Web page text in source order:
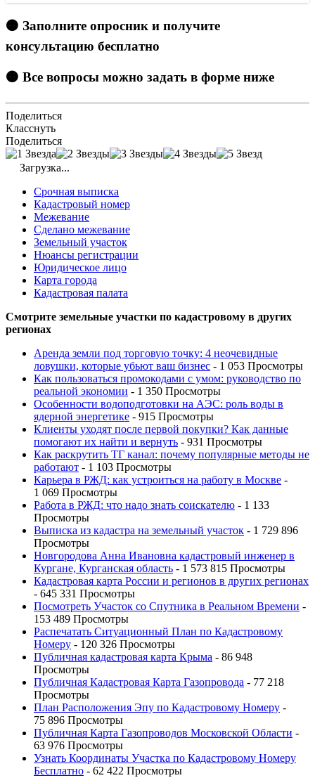
🟠 Заполните опросник и получите
консультацию бесплатно
🟠 Все вопросы можно задать в форме ниже
Поделиться
Класснуть
Поделиться
Загрузка...
Срочная выписка
Кадастровый номер
Межевание
Сделано межевание
Земельный участок
Нюансы регистрации
Юридическое лицо
Карта города
Кадастровая палата
Смотрите земельные участки по кадастровому в других
регионах
Аренда земли под торговую точку: 4 неочевидные
ловушки, которые убьют ваш бизнес - 1 053 Просмотры
Как пользоваться промокодами с умом: руководство по
реальной экономии - 1 350 Просмотры
Особенности водоподготовки на АЭС: роль воды в
ядерной энергетике - 915 Просмотры
Клиенты уходят после первой покупки? Как данные
помогают их найти и вернуть - 931 Просмотры
Как раскрутить ТГ канал: почему популярные методы не
работают - 1 103 Просмотры
Карьера в РЖД: как устроиться на работу в Москве -
1 069 Просмотры
Работа в РЖД: что надо знать соискателю - 1 133
Просмотры
Выписка из кадастра на земельный участок - 1 729 896
Просмотры
Новгородова Анна Ивановна кадастровый инженер в
Кургане, Курганская область - 1 573 815 Просмотры
Кадастровая карта России и регионов в других регионах
- 645 331 Просмотры
Посмотреть Участок со Спутника в Реальном Времени -
153 489 Просмотры
Распечатать Ситуационный План по Кадастровому
Номеру - 120 326 Просмотры
Публичная кадастровая карта Крыма - 86 948
Просмотры
Публичная Кадастровая Карта Газопровода - 77 218
Просмотры
План Расположения Эпу по Кадастровому Номеру -
75 896 Просмотры
Публичная Карта Газопроводов Московской Области -
63 976 Просмотры
Узнать Координаты Участка по Кадастровому Номеру
Бесплатно - 62 422 Просмотры